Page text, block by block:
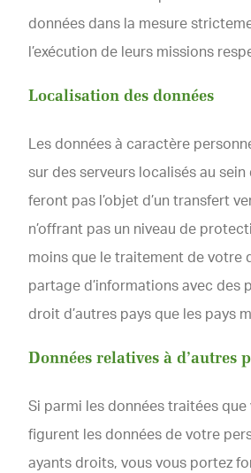
données dans la mesure
l’exécution de leurs missions
Localisation des données
Les données à caractère
sur des serveurs localisés au sein
feront pas l’objet d’un transfert
n’offrant pas un niveau de
moins que le traitement de votre
partage d’informations avec des
droit d’autres pays que les pays
Données relatives à d’autres
Si parmi les données traitées
figurent les données de votre
ayants droits, vous vous portez